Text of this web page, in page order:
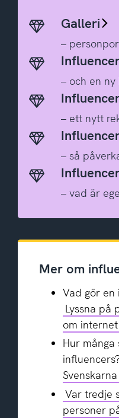
Galleri
–
– och en ny
– ett nytt
– så
– vad är
Mer om
Vad gör en
Lyssna på
om internet
Hur
Var tredje
personer